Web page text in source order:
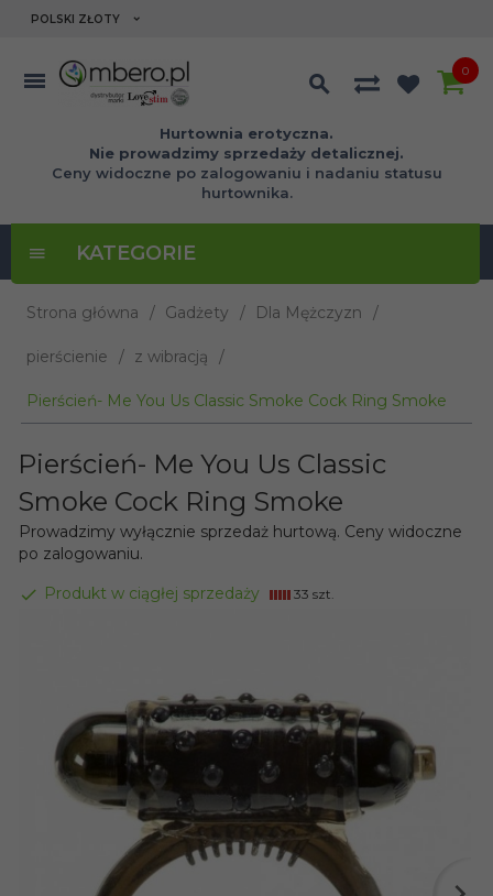
currency_h
POLSKI ZŁOTY
Hurtownia erotyczna.
Nie prowadzimy sprzedaży detalicznej.
Ceny widoczne po zalogowaniu i nadaniu statusu
hurtownika.
0
KATEGORIE
Strona główna Gadżety Dla Mężczyzn
pierścienie z wibracją
Pierścień- Me You Us Classic Smoke Cock Ring Smoke
Pierścień- Me You Us Classic
Smoke Cock Ring Smoke
Prowadzimy wyłącznie sprzedaż hurtową. Ceny widoczne
po zalogowaniu.
Produkt w ciągłej sprzedaży 33 szt.